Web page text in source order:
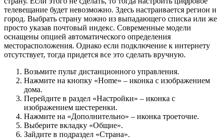
телевещание будет невозможно. Здесь настраивается регион и
город. Выбрать страну можно из выпадающего списка или же
просто указав почтовый индекс. Современные модели
оснащены опцией автоматического определения
месторасположения. Однако если подключение к интернету
отсутствует, тогда придется все это сделать вручную.
Возьмите пульт дистанционного управления.
Нажмите на кнопку «Home» – иконка с изображением
дома.
Перейдите в раздел «Настройки» – иконка с
изображением шестеренки.
Нажмите на «Дополнительно» – иконка троеточие.
Выберите вкладку «Общие».
Зайдите в подраздел «Страна».